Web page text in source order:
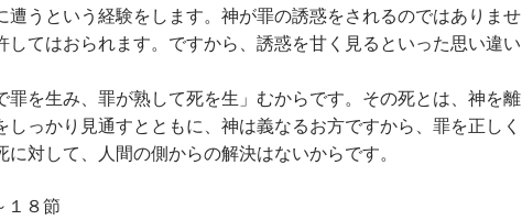
うという経験をします。神が罪の誘惑をされるのではありませ
てはおられます。ですから、誘惑を甘く見るといった思い違い
を生み、罪が熟して死を生」むからです。その死とは、神を離
っかり見通すとともに、神は義なるお方ですから、罪を正しく
対して、人間の側からの解決はないからです。
８節